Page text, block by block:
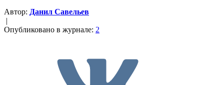
Автор: Данил Савельев
|
Опубликовано в журнале: 2